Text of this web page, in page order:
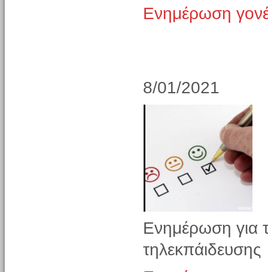
Ενημέρωση
8/01/2021
Ενημέρωση για
τηλεκπάιδευσης